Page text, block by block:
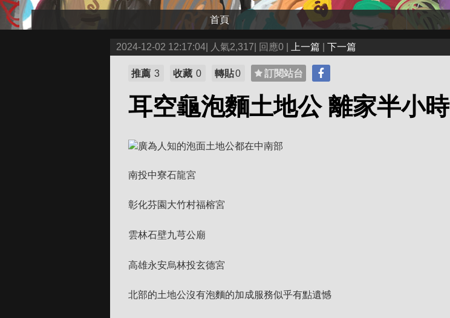
首頁
2024-12-02 12:17:04| 人氣2,317| 回應0 | 上一篇 下一篇
推薦 3 收藏 0 轉貼0 訂閱站台
耳空龜泡麵土地公 離家半小時
廣為人知的泡面土地公都在中南部
南投中寮石龍宮
彰化芬園大竹村福榕宮
雲林石壁九芎公廟
高雄永安烏林投玄德宮
北部的土地公沒有泡麵的加成服務似乎有點遺憾